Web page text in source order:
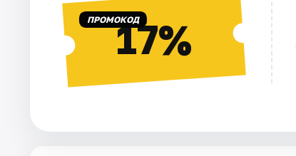
ПРОМОКОД17%